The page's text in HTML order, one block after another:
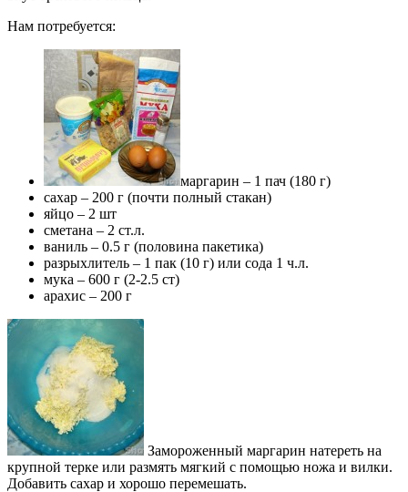
Нам потребуется:
маргарин – 1 пач (180 г)
сахар – 200 г (почти полный стакан)
яйцо – 2 шт
сметана – 2 ст.л.
ваниль – 0.5 г (половина пакетика)
разрыхлитель – 1 пак (10 г) или сода 1 ч.л.
мука – 600 г (2-2.5 ст)
арахис – 200 г
Замороженный маргарин натереть на
крупной терке или размять мягкий с помощью ножа и вилки.
Добавить сахар и хорошо перемешать.